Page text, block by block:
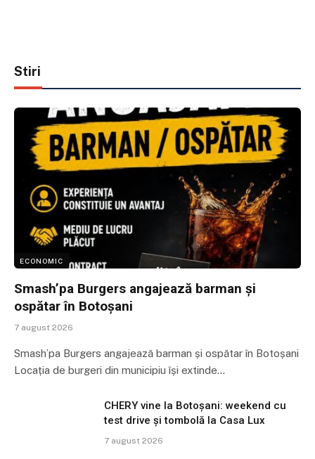
Stiri
ECONOMIC
Smash’pa Burgers angajează barman și
ospătar în Botoșani
7 august 2026
Smash’pa Burgers angajează barman și ospătar în Botoșani
Locația de burgeri din municipiu își extinde…
CHERY vine la Botoșani: weekend cu
test drive și tombolă la Casa Lux
7 august 2026